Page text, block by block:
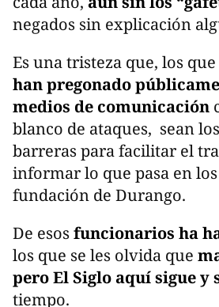
negados sin explicación
Es una tristeza que, los
han pregonado
medios de comunicación
blanco de ataques, sean
barreras para facilitar el
informar lo que pasa en
fundación de Durango.
De esos funcionarios ha
los que se les olvida que
pero El Siglo aquí sigue y
tiempo.